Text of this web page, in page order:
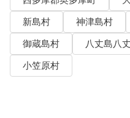
新島村
神津島村
御蔵島村
八丈島八
小笠原村